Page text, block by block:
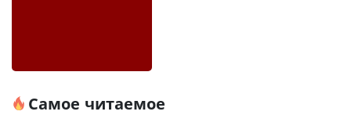
Самое читаемое